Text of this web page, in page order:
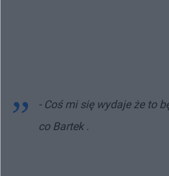
- Coś mi się wydaje że to
co Bartek .